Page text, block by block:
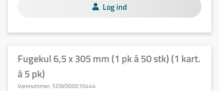
Log ind
Fugekul 6,5 x 305 mm (1 pk á 50 stk) (1 kart.
á 5 pk)
Varenummer: SOW000010444